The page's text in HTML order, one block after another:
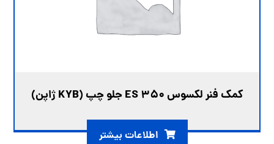
کمک فنر لکسوس ES 350 جلو چپ (KYB ژاپن)
اطلاعات بیشتر